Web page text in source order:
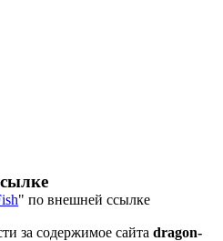
" по внешней ссылке
за содержимое сайта dragon-